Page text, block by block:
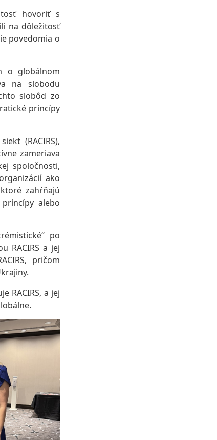
hovoriť s
na dôležitosť
povedomia o
o globálnom
na slobodu
slobôd zo
princípy
(RACIRS),
zameriava
spoločnosti,
ako
ktoré zahŕňajú
alebo
po
RACIRS a jej
pričom
RACIRS, a jej